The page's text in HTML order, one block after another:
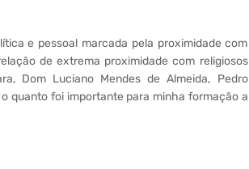
e pessoal marcada pela proximidade com
de extrema proximidade com religiosos
Dom Luciano Mendes de Almeida, Pedro
quanto foi importante para minha formação a